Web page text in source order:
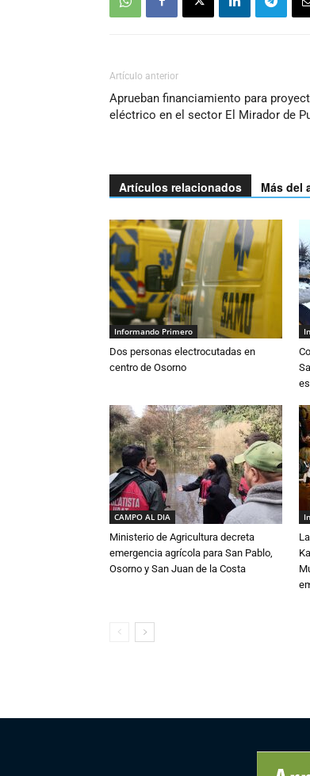
Artículo anterior
Aprueban financiamiento para
eléctrico en el sector El Mirador de
Artículos relacionados Más del
Informando Primero
Dos personas electrocutadas en
centro de Osorno
CAMPO AL DIA
Ministerio de Agricultura decreta
emergencia agrícola para San Pablo,
Osorno y San Juan de la Costa